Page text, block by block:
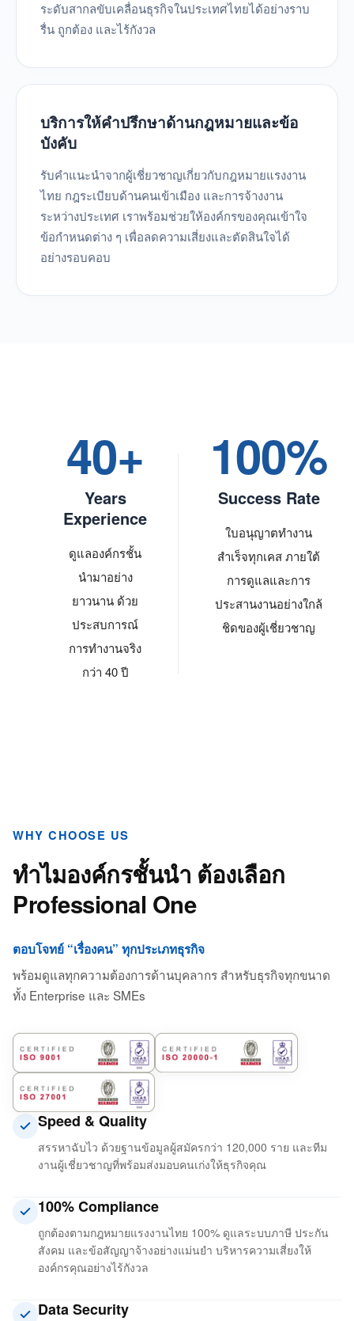
ระดับสากลขับเคลื่อนธุรกิจในประเทศไทยได้อย่างราบ
รื่น ถูกต้อง และไร้กังวล
บริการให้คำปรึกษาด้านกฎหมายและข้อ
บังคับ
รับคำแนะนำจากผู้เชี่ยวชาญเกี่ยวกับกฎหมายแรงงาน
ไทย กฎระเบียบด้านคนเข้าเมือง และการจ้างงาน
ระหว่างประเทศ เราพร้อมช่วยให้องค์กรของคุณเข้าใจ
ข้อกำหนดต่าง ๆ เพื่อลดความเสี่ยงและตัดสินใจได้
อย่างรอบคอบ
40+
Years
Experience
ดูแลองค์กรชั้น
นำมาอย่าง
ยาวนาน ด้วย
ประสบการณ์
การทำงานจริง
กว่า 40 ปี
100%
Success Rate
ใบอนุญาตทำงาน
สำเร็จทุกเคส ภายใต้
การดูแลและการ
ประสานงานอย่างใกล้
ชิดของผู้เชี่ยวชาญ
WHY CHOOSE US
ทำไมองค์กรชั้นนำ ต้องเลือก
Professional One
ตอบโจทย์ “เรื่องคน” ทุกประเภทธุรกิจ
พร้อมดูแลทุกความต้องการด้านบุคลากร สำหรับธุรกิจทุกขนาด
ทั้ง Enterprise และ SMEs
Speed & Quality
สรรหาฉับไว ด้วยฐานข้อมูลผู้สมัครกว่า 120,000 ราย และทีม
งานผู้เชี่ยวชาญที่พร้อมส่งมอบคนเก่งให้ธุรกิจคุณ
100% Compliance
ถูกต้องตามกฎหมายแรงงานไทย 100% ดูแลระบบภาษี ประกัน
สังคม และข้อสัญญาจ้างอย่างแม่นยำ บริหารความเสี่ยงให้
องค์กรคุณอย่างไร้กังวล
Data Security